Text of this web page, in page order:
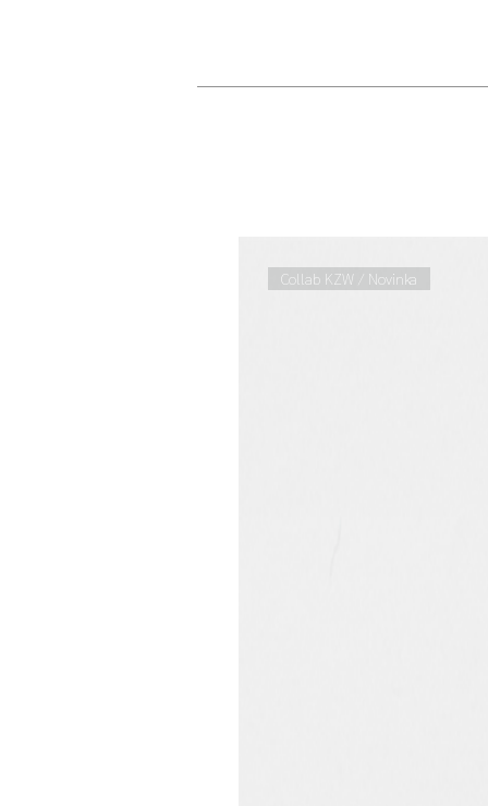
Collab KZW / Novinka